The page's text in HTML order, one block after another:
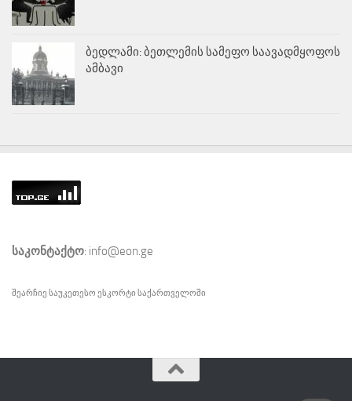
ბედლამი: ბეთლემის სამეფო საავადმყოფოს
ამბავი
საკონტაქტო: info@eon.ge
შეარჩიე საუკეთესო ესკორტი საქართველოში